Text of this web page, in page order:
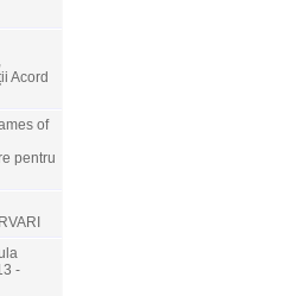
Acord
of
pentru
-